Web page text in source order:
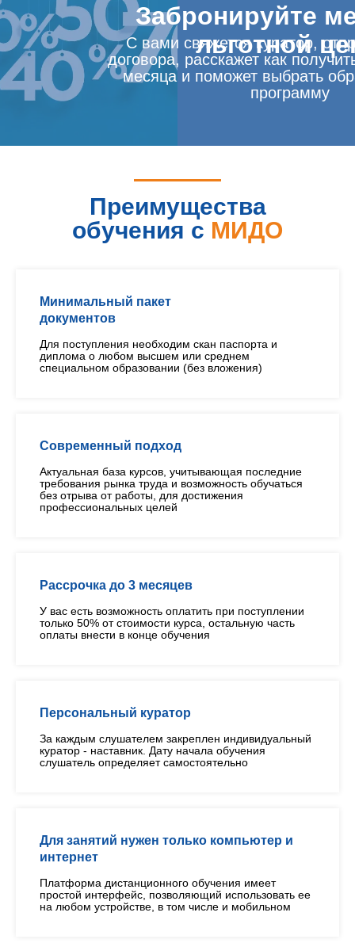
Забронируйте
льготной
С вами свяжется куратор,
договора, расскажет как
месяца и поможет выбрать
программу
Преимущества
обучения с МИДО
Минимальный пакет
документов
Для поступления необходим скан паспорта и
диплома о любом высшем или среднем
специальном образовании (без вложения)
Современный подход
Актуальная база курсов, учитывающая последние
требования рынка труда и возможность обучаться
без отрыва от работы, для достижения
профессиональных целей
Рассрочка до 3 месяцев
У вас есть возможность оплатить при поступлении
только 50% от стоимости курса, остальную часть
оплаты внести в конце обучения
Персональный куратор
За каждым слушателем закреплен индивидуальный
куратор - наставник. Дату начала обучения
слушатель определяет самостоятельно
Для занятий нужен только компьютер и
интернет
Платформа дистанционного обучения имеет
простой интерфейс, позволяющий использовать ее
на любом устройстве, в том числе и мобильном